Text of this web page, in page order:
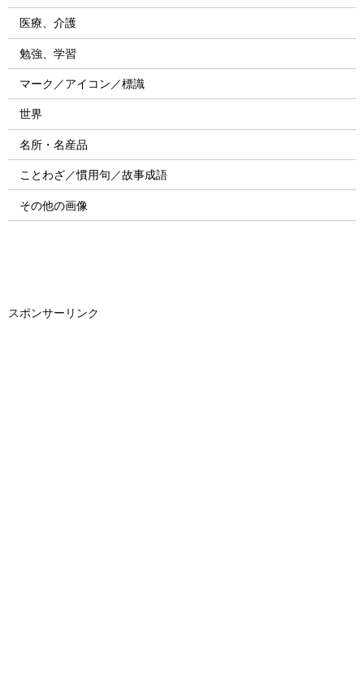
医療、介護
勉強、学習
マーク／アイコン／標識
世界
名所・名産品
ことわざ／慣用句／故事成語
その他の画像
スポンサーリンク